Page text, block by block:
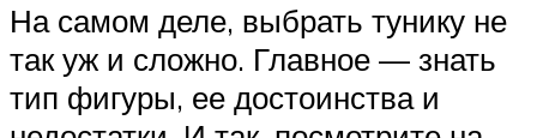
На самом деле, выбрать тунику не
так уж и сложно. Главное — знать
тип фигуры, ее достоинства и